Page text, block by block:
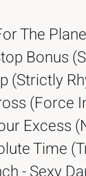
The
Bonus
(Strictly
(Force
Excess
Time